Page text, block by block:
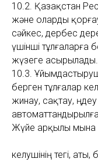
10.2. Қазақстан
және оларды
сәйкес, дербес
үшінші тұлғаларға
жүзеге асырылады.
10.3.
берген тұлғалар
жинау, сақтау,
Жүйе арқылы мына
келушінің тегі,